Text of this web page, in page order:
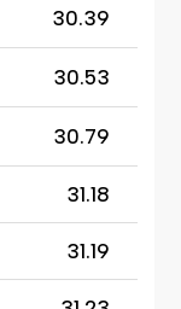
30.39
30.53
30.79
31.18
31.19